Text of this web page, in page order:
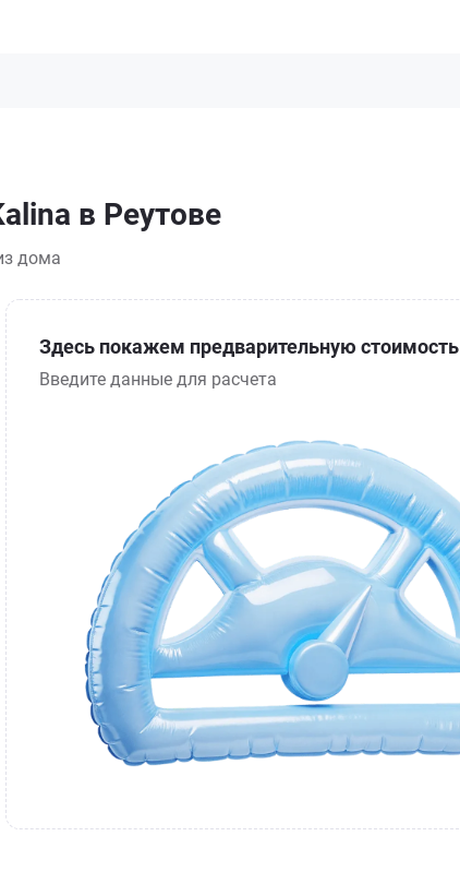
в Реутове
дома
Здесь покажем предварительную стоимость
Введите данные для расчета